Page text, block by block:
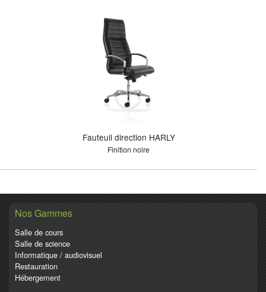
Fauteuil direction HARLY
Finition noire
Nos Gammes
Salle de cours
Salle de science
Informatique / audiovisuel
Restauration
Hébergement